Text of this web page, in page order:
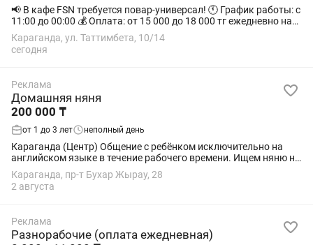
📢 В кафе FSN требуется повар-универсал! 🕚 График работы: с
11:00 до 00:00 💰 Оплата: от 15 000 до 18 000 тг ежедневно на
руки 📍 Адрес: Таттимбета 10/14 📌 Кафе FSN По всем
вопросам обращаться по...
Караганда, ул. Таттимбета, 10/14
сегодня
Реклама
Домашняя няня
200 000 ₸
от 1 до 3 лет неполный день
Караганда (Центр) Общение с ребёнком исключительно на
английском языке в течение рабочего времени. Ищем няню на
долгосрочное сотрудничество для активного ребёнка 1,5 года.
В течение ближайших шести...
Караганда, пр-т Бухар Жырау, 28
2 августа
Реклама
Разнорабочие (оплата ежедневная)